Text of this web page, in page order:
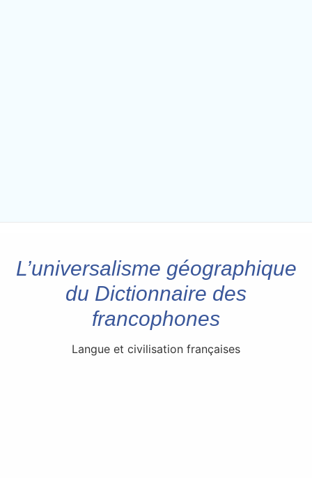
L’universalisme géographique
du Dictionnaire des
francophones
Langue et civilisation françaises